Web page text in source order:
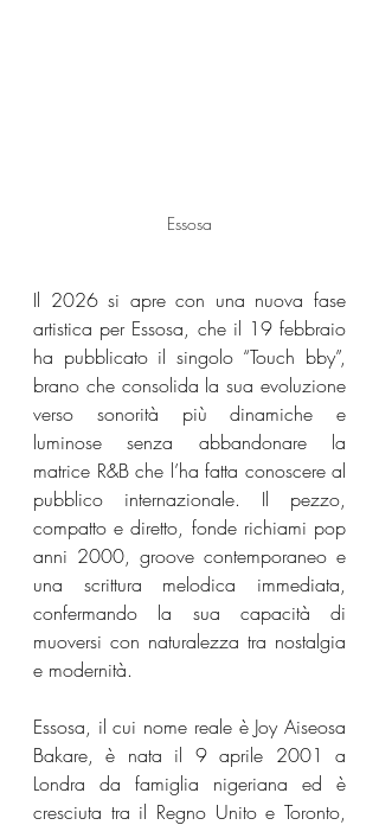
Essosa
Il 2026 si apre con una nuova fase
artistica per Essosa, che il 19 febbraio
ha pubblicato il singolo “Touch bby”,
brano che consolida la sua evoluzione
verso sonorità più dinamiche e
luminose senza abbandonare la
matrice R&B che l’ha fatta conoscere al
pubblico internazionale. Il pezzo,
compatto e diretto, fonde richiami pop
anni 2000, groove contemporaneo e
una scrittura melodica immediata,
confermando la sua capacità di
muoversi con naturalezza tra nostalgia
e modernità.
Essosa, il cui nome reale è Joy Aiseosa
Bakare, è nata il 9 aprile 2001 a
Londra da famiglia nigeriana ed è
cresciuta tra il Regno Unito e Toronto,